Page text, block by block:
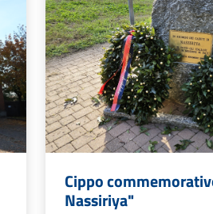
Cippo
Nassiriya"